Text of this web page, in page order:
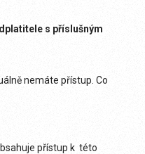
s příslušným
nemáte přístup. Co
přístup k této